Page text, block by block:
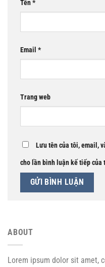
Tên*
Email *
Trang web
Lưu tên của tôi, email,
cho lần bình luận kế tiếp của
ABOUT
Lorem ipsum dolor sit amet,